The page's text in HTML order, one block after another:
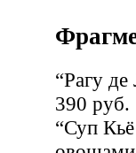
“Рагу
390 руб.
“Суп